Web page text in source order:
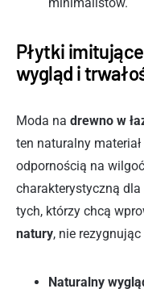
Płytki
wygląd i
Moda na drewno w
ten naturalny
odpornością na
charakterystyczną dla
tych, którzy chcą
natury, nie
Naturalny